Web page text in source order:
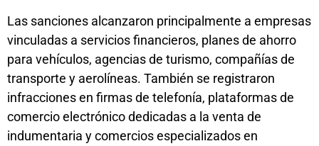
Las sanciones alcanzaron principalmente a empresas
vinculadas a servicios financieros, planes de ahorro
para vehículos, agencias de turismo, compañías de
transporte y aerolíneas. También se registraron
infracciones en firmas de telefonía, plataformas de
comercio electrónico dedicadas a la venta de
indumentaria y comercios especializados en